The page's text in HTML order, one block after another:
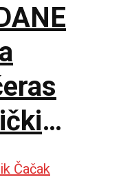
Palanci